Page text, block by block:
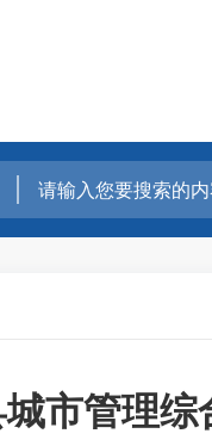
城市管理